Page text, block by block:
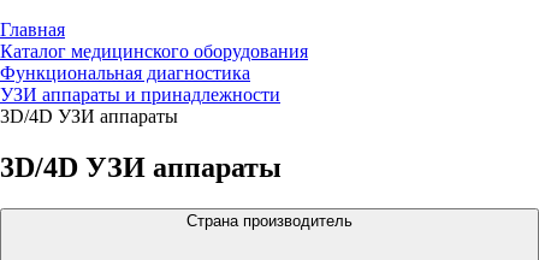
Главная
Каталог медицинского оборудования
Функциональная диагностика
УЗИ аппараты и принадлежности
3D/4D УЗИ аппараты
3D/4D УЗИ аппараты
Страна производитель